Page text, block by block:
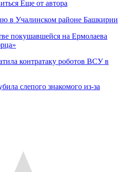
Еще от автора
в Учалинском районе Башкирии
покушавшейся на Ермолаева
контратаку роботов ВСУ в
слепого знакомого из-за